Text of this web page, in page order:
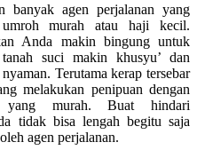
banyak agen perjalanan yang
umroh murah atau haji kecil.
Anda makin bingung untuk
suci makin khusyu’ dan
Terutama kerap tersebar
melakukan penipuan dengan
murah. Buat hindari
tidak bisa lengah begitu saja
agen perjalanan.